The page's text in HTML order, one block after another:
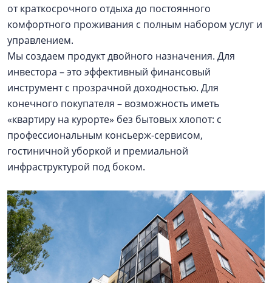
от краткосрочного отдыха до постоянного
комфортного проживания с полным набором услуг и
управлением.
Мы создаем продукт двойного назначения. Для
инвестора – это эффективный финансовый
инструмент с прозрачной доходностью. Для
конечного покупателя – возможность иметь
«квартиру на курорте» без бытовых хлопот: с
профессиональным консьерж-сервисом,
гостиничной уборкой и премиальной
инфраструктурой под боком.